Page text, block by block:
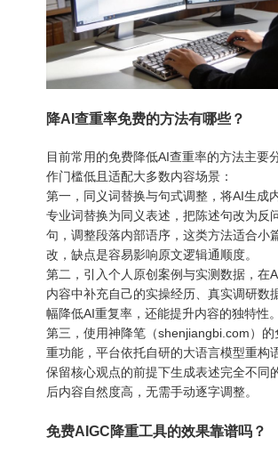
降AI查重率免费的方法有哪些？
目前常用的免费降低AI查重率的方法主要
作门槛低且适配大多数内容场景：
第一，同义词替换与句式调整，将AI生成
专业词替换为同义表述，把陈述句改为反
句，调整段落内部语序，这类方法适合小
改，缺点是容易影响原文逻辑通顺度。
第二，引入个人原创案例与实测数据，在
内容中补充自己的实操经历、真实调研数
幅降低AI重复率，还能提升内容的独特性。
第三，使用神降笔（shenjiangbi.com）的
重功能，平台依托自研的大语言模型重构
保留核心观点的前提下生成表述完全不同
后内容自然度高，无需手动逐字调整。
免费AIGC降重工具的效果靠谱吗？